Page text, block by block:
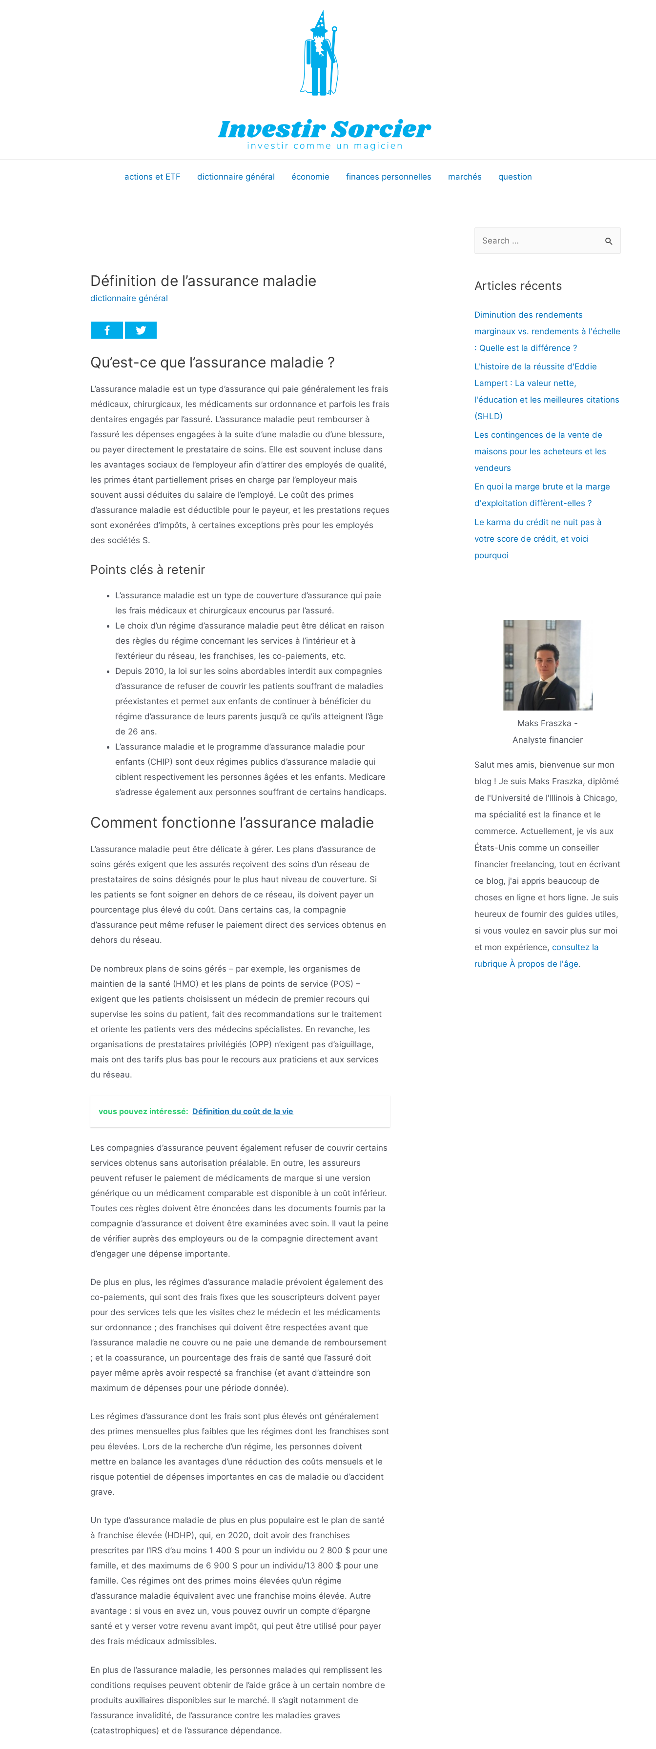
actions et ETF dictionnaire général économie finances personnelles marchés question
Définition de l’assurance maladie
dictionnaire général
Qu’est-ce que l’assurance maladie ?
L’assurance maladie est un type d’assurance qui paie généralement les frais
médicaux, chirurgicaux, les médicaments sur ordonnance et parfois les frais
dentaires engagés par l’assuré. L’assurance maladie peut rembourser à
l’assuré les dépenses engagées à la suite d’une maladie ou d’une blessure,
ou payer directement le prestataire de soins. Elle est souvent incluse dans
les avantages sociaux de l’employeur afin d’attirer des employés de qualité,
les primes étant partiellement prises en charge par l’employeur mais
souvent aussi déduites du salaire de l’employé. Le coût des primes
d’assurance maladie est déductible pour le payeur, et les prestations reçues
sont exonérées d’impôts, à certaines exceptions près pour les employés
des sociétés S.
Points clés à retenir
L’assurance maladie est un type de couverture d’assurance qui paie
les frais médicaux et chirurgicaux encourus par l’assuré.
Le choix d’un régime d’assurance maladie peut être délicat en raison
des règles du régime concernant les services à l’intérieur et à
l’extérieur du réseau, les franchises, les co-paiements, etc.
Depuis 2010, la loi sur les soins abordables interdit aux compagnies
d’assurance de refuser de couvrir les patients souffrant de maladies
préexistantes et permet aux enfants de continuer à bénéficier du
régime d’assurance de leurs parents jusqu’à ce qu’ils atteignent l’âge
de 26 ans.
L’assurance maladie et le programme d’assurance maladie pour
enfants (CHIP) sont deux régimes publics d’assurance maladie qui
ciblent respectivement les personnes âgées et les enfants. Medicare
s’adresse également aux personnes souffrant de certains handicaps.
Comment fonctionne l’assurance maladie
L’assurance maladie peut être délicate à gérer. Les plans d’assurance de
soins gérés exigent que les assurés reçoivent des soins d’un réseau de
prestataires de soins désignés pour le plus haut niveau de couverture. Si
les patients se font soigner en dehors de ce réseau, ils doivent payer un
pourcentage plus élevé du coût. Dans certains cas, la compagnie
d’assurance peut même refuser le paiement direct des services obtenus en
dehors du réseau.
De nombreux plans de soins gérés – par exemple, les organismes de
maintien de la santé (HMO) et les plans de points de service (POS) –
exigent que les patients choisissent un médecin de premier recours qui
supervise les soins du patient, fait des recommandations sur le traitement
et oriente les patients vers des médecins spécialistes. En revanche, les
organisations de prestataires privilégiés (OPP) n’exigent pas d’aiguillage,
mais ont des tarifs plus bas pour le recours aux praticiens et aux services
du réseau.
vous pouvez intéressé: Définition du coût de la vie
Les compagnies d’assurance peuvent également refuser de couvrir certains
services obtenus sans autorisation préalable. En outre, les assureurs
peuvent refuser le paiement de médicaments de marque si une version
générique ou un médicament comparable est disponible à un coût inférieur.
Toutes ces règles doivent être énoncées dans les documents fournis par la
compagnie d’assurance et doivent être examinées avec soin. Il vaut la peine
de vérifier auprès des employeurs ou de la compagnie directement avant
d’engager une dépense importante.
De plus en plus, les régimes d’assurance maladie prévoient également des
co-paiements, qui sont des frais fixes que les souscripteurs doivent payer
pour des services tels que les visites chez le médecin et les médicaments
sur ordonnance ; des franchises qui doivent être respectées avant que
l’assurance maladie ne couvre ou ne paie une demande de remboursement
; et la coassurance, un pourcentage des frais de santé que l’assuré doit
payer même après avoir respecté sa franchise (et avant d’atteindre son
maximum de dépenses pour une période donnée).
Les régimes d’assurance dont les frais sont plus élevés ont généralement
des primes mensuelles plus faibles que les régimes dont les franchises sont
peu élevées. Lors de la recherche d’un régime, les personnes doivent
mettre en balance les avantages d’une réduction des coûts mensuels et le
risque potentiel de dépenses importantes en cas de maladie ou d’accident
grave.
Un type d’assurance maladie de plus en plus populaire est le plan de santé
à franchise élevée (HDHP), qui, en 2020, doit avoir des franchises
prescrites par l’IRS d’au moins 1 400 $ pour un individu ou 2 800 $ pour une
famille, et des maximums de 6 900 $ pour un individu/13 800 $ pour une
famille. Ces régimes ont des primes moins élevées qu’un régime
d’assurance maladie équivalent avec une franchise moins élevée. Autre
avantage : si vous en avez un, vous pouvez ouvrir un compte d’épargne
santé et y verser votre revenu avant impôt, qui peut être utilisé pour payer
des frais médicaux admissibles.
En plus de l’assurance maladie, les personnes malades qui remplissent les
conditions requises peuvent obtenir de l’aide grâce à un certain nombre de
produits auxiliaires disponibles sur le marché. Il s’agit notamment de
l’assurance invalidité, de l’assurance contre les maladies graves
(catastrophiques) et de l’assurance dépendance.
h
r
c
h
e
r
:
Articles récents
Diminution des rendements
marginaux vs. rendements à l'échelle
: Quelle est la différence ?
L'histoire de la réussite d'Eddie
Lampert : La valeur nette,
l'éducation et les meilleures citations
(SHLD)
Les contingences de la vente de
maisons pour les acheteurs et les
vendeurs
En quoi la marge brute et la marge
d'exploitation diffèrent-elles ?
Le karma du crédit ne nuit pas à
votre score de crédit, et voici
pourquoi
Maks Fraszka -
Analyste financier
Salut mes amis, bienvenue sur mon
blog ! Je suis Maks Fraszka, diplômé
de l'Université de l'Illinois à Chicago,
ma spécialité est la finance et le
commerce. Actuellement, je vis aux
États-Unis comme un conseiller
financier freelancing, tout en écrivant
ce blog, j'ai appris beaucoup de
choses en ligne et hors ligne. Je suis
heureux de fournir des guides utiles,
si vous voulez en savoir plus sur moi
et mon expérience, consultez la
rubrique À propos de l'âge.